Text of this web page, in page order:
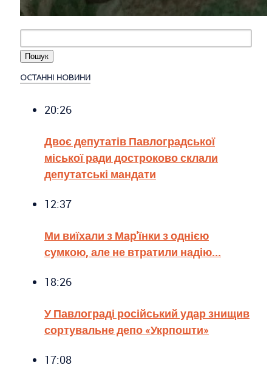
ОСТАННІ НОВИНИ
20:26
Двоє депутатів Павлоградської
міської ради достроково склали
депутатські мандати
12:37
Ми виїхали з Мар'їнки з однією
сумкою, але не втратили надію...
18:26
У Павлограді російський удар знищив
сортувальне депо «Укрпошти»
17:08